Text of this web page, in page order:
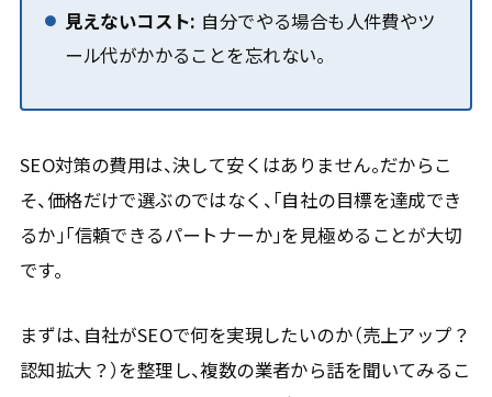
見えないコスト: 自分でやる場合も人件費やツ
ール代がかかることを忘れない。
SEO対策の費用は、決して安くはありません。だからこ
そ、価格だけで選ぶのではなく、「自社の目標を達成でき
るか」「信頼できるパートナーか」を見極めることが大切
です。
まずは、自社がSEOで何を実現したいのか（売上アップ？
認知拡大？）を整理し、複数の業者から話を聞いてみるこ